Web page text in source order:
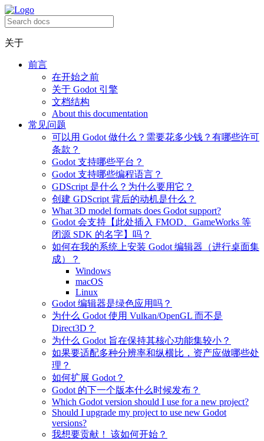
关于
前言
在开始之前
关于 Godot 引擎
文档结构
About this documentation
常见问题
可以用 Godot 做什么？需要花多少钱？有哪些许可
条款？
Godot 支持哪些平台？
Godot 支持哪些编程语言？
GDScript 是什么？为什么要用它？
创建 GDScript 背后的动机是什么？
What 3D model formats does Godot support?
Godot 会支持【此处插入 FMOD、GameWorks 等
闭源 SDK 的名字】吗？
如何在我的系统上安装 Godot 编辑器（进行桌面集
成）？
Windows
macOS
Linux
Godot 编辑器是绿色应用吗？
为什么 Godot 使用 Vulkan/OpenGL 而不是
Direct3D？
为什么 Godot 旨在保持其核心功能集较小？
如果要适配多种分辨率和纵横比，资产应做哪些处
理？
如何扩展 Godot？
Godot 的下一个版本什么时候发布？
Which Godot version should I use for a new project?
Should I upgrade my project to use new Godot
versions?
我想要贡献！ 该如何开始？